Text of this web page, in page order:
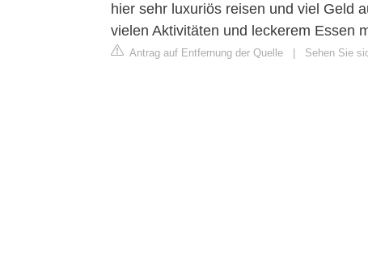
hier sehr luxuriös reisen und viel Geld
vielen Aktivitäten und leckerem Essen
Antrag auf Entfernung der Quelle Sehen Sie